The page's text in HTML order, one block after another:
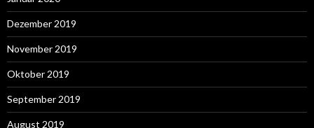
Dezember 2019
November 2019
Oktober 2019
September 2019
August 2019